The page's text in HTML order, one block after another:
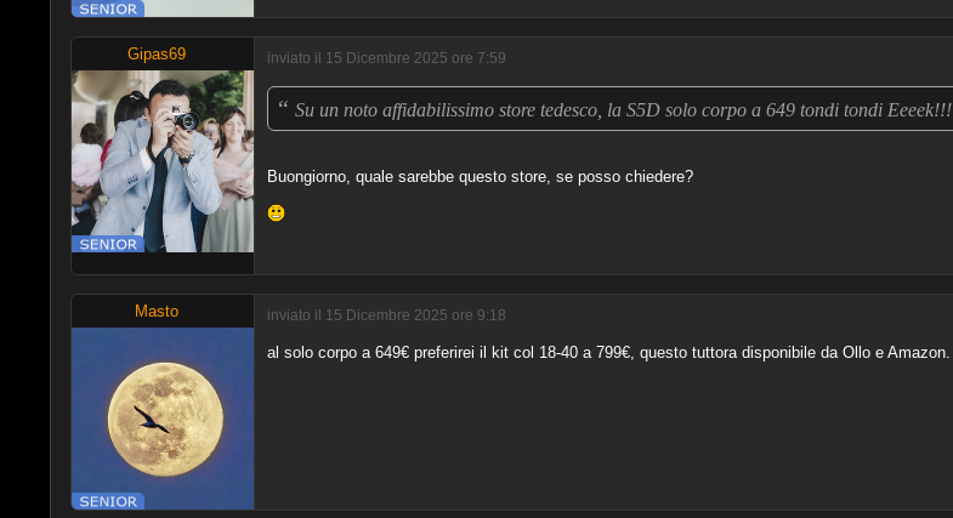
Gipas69 inviato il 15 Dicembre 2025 ore 7:59
“ Su un noto affidabilissimo store tedesco, la S5D solo corpo a 649 tondi tondi Eeeek!!!
Buongiorno, quale sarebbe questo store, se posso chiedere?
Masto inviato il 15 Dicembre 2025 ore 9:18
al solo corpo a 649€ preferirei il kit col 18-40 a 799€, questo tuttora disponibile da Ollo e Amazon.